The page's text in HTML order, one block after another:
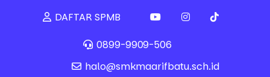
DAFTAR SPMB
0899-9909-506
halo@smkmaarifbatu.sch.id